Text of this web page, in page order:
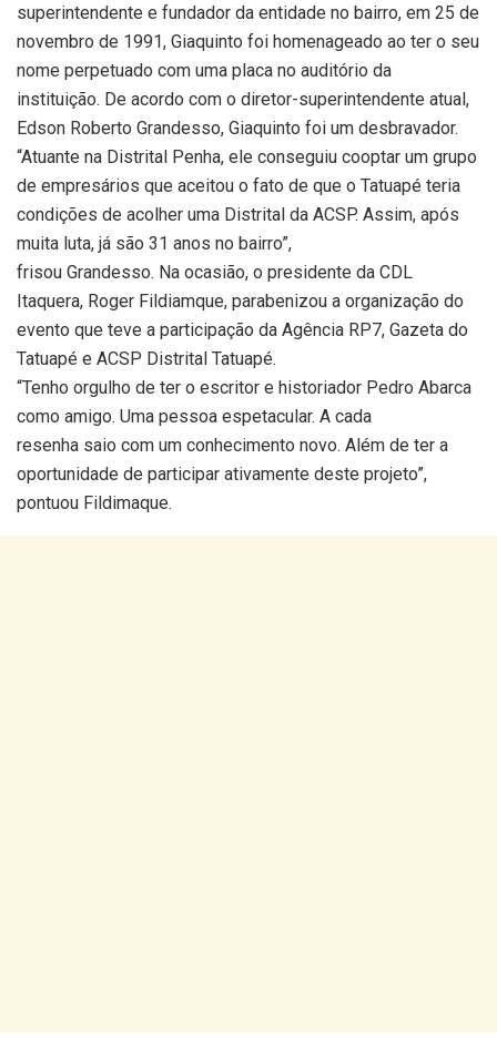
superintendente e fundador da entidade no bairro, em 25 de
novembro de 1991, Giaquinto foi homenageado ao ter o seu
nome perpetuado com uma placa no auditório da
instituição. De acordo com o diretor-superintendente atual,
Edson Roberto Grandesso, Giaquinto foi um desbravador.
“Atuante na Distrital Penha, ele conseguiu cooptar um grupo
de empresários que aceitou o fato de que o Tatuapé teria
condições de acolher uma Distrital da ACSP. Assim, após
muita luta, já são 31 anos no bairro”,
frisou Grandesso. Na ocasião, o presidente da CDL
Itaquera, Roger Fildiamque, parabenizou a organização do
evento que teve a participação da Agência RP7, Gazeta do
Tatuapé e ACSP Distrital Tatuapé.
“Tenho orgulho de ter o escritor e historiador Pedro Abarca
como amigo. Uma pessoa espetacular. A cada
resenha saio com um conhecimento novo. Além de ter a
oportunidade de participar ativamente deste projeto”,
pontuou Fildimaque.